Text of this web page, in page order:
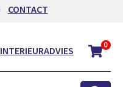
CONTACT
INTERIEURADVIES 0